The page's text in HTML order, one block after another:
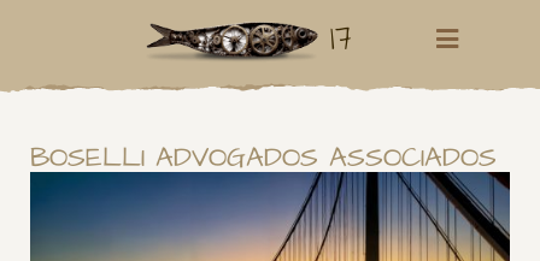
17
BOSELLI ADVOGADOS ASSOCIADOS